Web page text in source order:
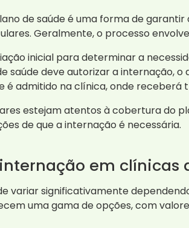
de saúde é uma forma de
Geralmente, o processo
inicial para determinar a
saúde deve autorizar a internação,
é admitido na clínica, onde receberá
estejam atentos à cobertura do
de que a internação é necessária.
em clínicas
variar significativamente
uma gama de opções, com